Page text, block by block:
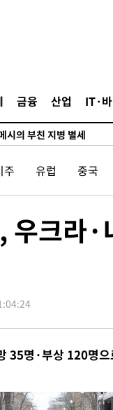
금융 산업 IT·
주한 미군 취약해질 수
부에서 레바논군 3명 폭
가 취소…“에어포스원 기
주한 미군 취약해질 수
방문 다중화된 전선 상황
가 취소…“에어포스원 기
주한 미군 취약해질 수
주 유럽 중국
우크라
35명·부상 120명으